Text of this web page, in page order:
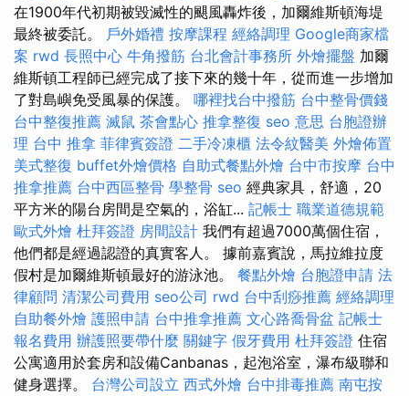
在1900年代初期被毀滅性的颶風轟炸後，加爾維斯頓海堤
最終被委託。 戶外婚禮 按摩課程 經絡調理 Google商家檔
案 rwd 長照中心 牛角撥筋 台北會計事務所 外燴擺盤 加爾
維斯頓工程師已經完成了接下來的幾十年，從而進一步增加
了對島嶼免受風暴的保護。 哪裡找台中撥筋 台中整骨價錢
台中整復推薦 滅鼠 茶會點心 推拿整復 seo 意思 台胞證辦
理 台中 推拿 菲律賓簽證 二手冷凍櫃 法令紋醫美 外燴佈置
美式整復 buffet外燴價格 自助式餐點外燴 台中市按摩 台中
推拿推薦 台中西區整骨 學整骨 seo 經典家具，舒適，20
平方米的陽台房間是空氣的，浴缸... 記帳士 職業道德規範
歐式外燴 杜拜簽證 房間設計 我們有超過7000萬個住宿，
他們都是經過認證的真實客人。 據前嘉賓說，馬拉維拉度
假村是加爾維斯頓最好的游泳池。 餐點外燴 台胞證申請 法
律顧問 清潔公司費用 seo公司 rwd 台中刮痧推薦 經絡調理
自助餐外燴 護照申請 台中推拿推薦 文心路喬骨盆 記帳士
報名費用 辦護照要帶什麼 關鍵字 假牙費用 杜拜簽證 住宿
公寓適用於套房和設備Canbanas，起泡浴室，瀑布級聯和
健身選擇。 台灣公司設立 西式外燴 台中排毒推薦 南屯按